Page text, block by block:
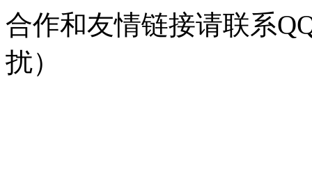
合作和友情链接请联系
扰）